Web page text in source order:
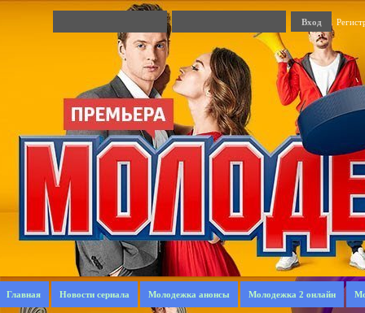
Главная Новости сериала Молодежка анонсы Молодежка 2 онлайн